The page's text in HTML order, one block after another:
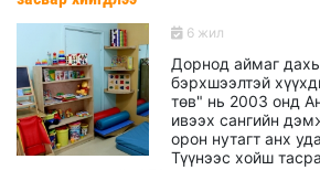
6 жил
Дорнод аймаг
бэрхшээлтэй
төв" нь 2003 онд
ивээх сангийн
орон нутагт анх
Түүнээс хойш